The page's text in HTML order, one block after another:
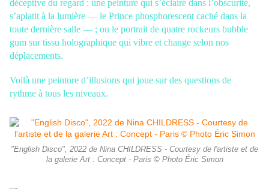
déceptive du regard : une peinture qui s’éclaire dans l’obscurité,
s’aplatit à la lumière — le Prince phosphorescent caché dans la
toute dernière salle — ; ou le portrait de quatre rockeurs bubble
gum surtissu holographique qui vibre et change selon nos
déplacements.
Voilà une peinture d’illusions qui joue sur des questions de
rythme à tous les niveaux.
"English Disco", 2022 de Nina CHILDRESS - Courtesy de l'artiste et de
la galerie Art : Concept - Paris © Photo Éric Simon